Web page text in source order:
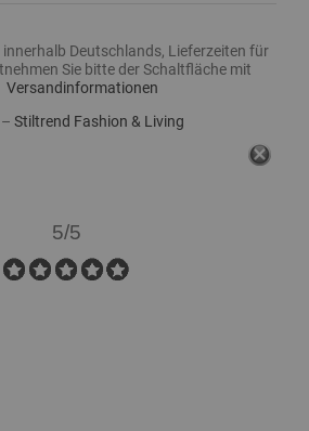
Deutschlands, Lieferzeiten für
Sie bitte der Schaltfläche mit
Versandinformationen
Stiltrend Fashion & Living
5/5